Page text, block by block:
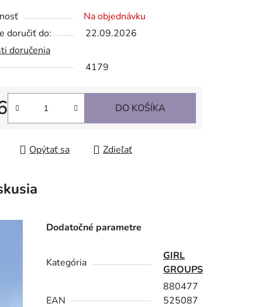
Na objednávku
doručiť do:
22.09.2026
doručenia
4179
cena:
DO KOŠÍKA
Opýtať sa Zdieľať
Dodatočné parametre
Kategória
GIRL
GROUPS
EAN
880477
525087